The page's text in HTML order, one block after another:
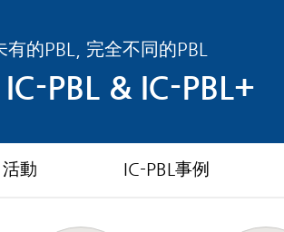
有的PBL, 完全不同的PBL
IC-PBL & IC-PBL+
活動 IC-PBL事例